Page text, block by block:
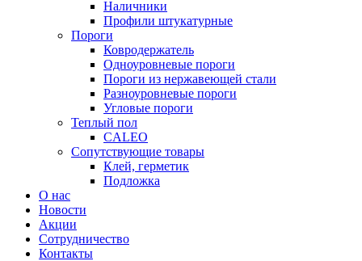
Наличники
Профили штукатурные
Пороги
Ковродержатель
Одноуровневые пороги
Пороги из нержавеющей стали
Разноуровневые пороги
Угловые пороги
Теплый пол
CALEO
Сопутствующие товары
Клей, герметик
Подложка
О нас
Новости
Акции
Сотрудничество
Контакты